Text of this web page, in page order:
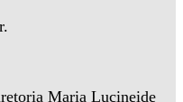
Maria Lucineide